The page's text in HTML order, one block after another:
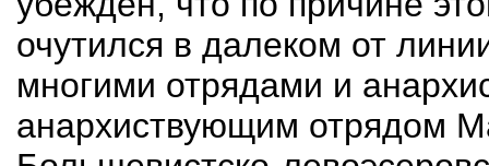
очутился в далеком от
многими отрядами и
анархиствующим отрядом